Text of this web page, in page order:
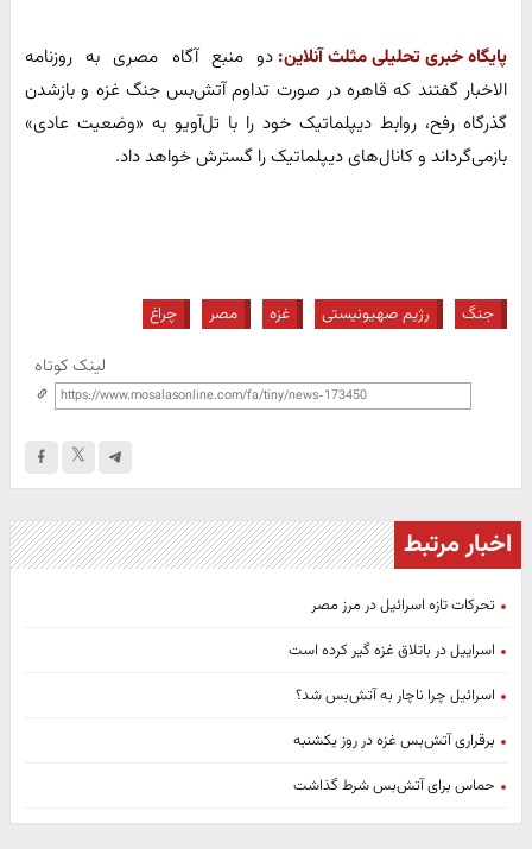
پایگاه خبری تحلیلی مثلث آنلاین: دو منبع آگاه مصری به روزنامه
الاخبار گفتند که قاهره در صورت تداوم آتش‌بس جنگ غزه و بازشدن
گذرگاه رفح، روابط دیپلماتیک خود را با تل‌آویو به «وضعیت عادی»
بازمی‌گرداند و کانال‌های دیپلماتیک را گسترش خواهد داد.
جنگ رژیم صهیونیستی غزه مصر چراغ
لینک کوتاه
اخبار مرتبط
تحرکات تازه اسرائیل در مرز مصر
اسراییل در باتلاق غزه گیر کرده است
اسرائیل چرا ناچار به آتش‌بس شد؟
برقراری آتش‌بس غزه در روز یکشنبه
حماس برای آتش‌بس شرط گذاشت